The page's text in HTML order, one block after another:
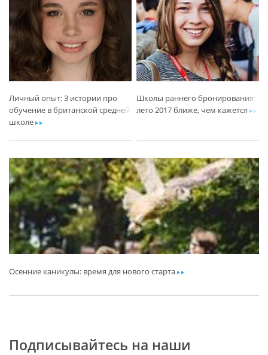
Личный опыт: 3 истории про
обучение в британской средней
школеar
Школы раннего бронирования:
лето 2017 ближе, чем кажетсяar
Осенние каникулы: время для нового стартаar
Подписывайтесь на наши